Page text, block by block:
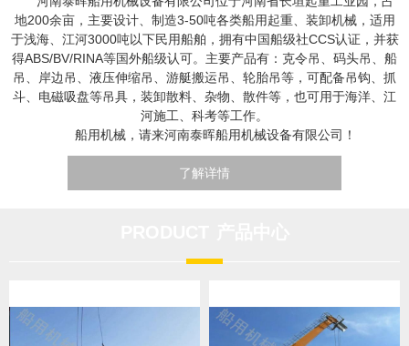
地200余亩，主要设计、制造3-50吨各类船用起重、装卸机械，适用
于浅海、江河3000吨以下民用船舶，拥有中国船级社CCS认证，并获
得ABS/BV/RINA等国外船级认可。主要产品有：克令吊、码头吊、船
吊、岸边吊、液压伸缩吊、游艇搬运吊、轮胎吊等，可配备吊钩、抓
斗、电磁吸盘等吊具，装卸散料、杂物、散件等，也可用于海洋、江
河施工、科考等工作。
船用机械，请来河南泰晖船用机械设备有限公司！
了解详情